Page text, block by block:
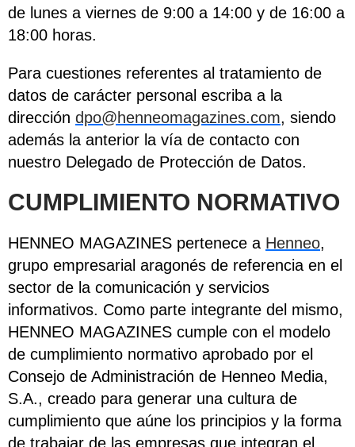
de lunes a viernes de 9:00 a 14:00 y de 16:00 a
18:00 horas.
Para cuestiones referentes al tratamiento de
datos de carácter personal escriba a la
dirección dpo@henneomagazines.com, siendo
además la anterior la vía de contacto con
nuestro Delegado de Protección de Datos.
CUMPLIMIENTO NORMATIVO
HENNEO MAGAZINES pertenece a Henneo,
grupo empresarial aragonés de referencia en el
sector de la comunicación y servicios
informativos. Como parte integrante del mismo,
HENNEO MAGAZINES cumple con el modelo
de cumplimiento normativo aprobado por el
Consejo de Administración de Henneo Media,
S.A., creado para generar una cultura de
cumplimiento que aúne los principios y la forma
de trabajar de las empresas que integran el